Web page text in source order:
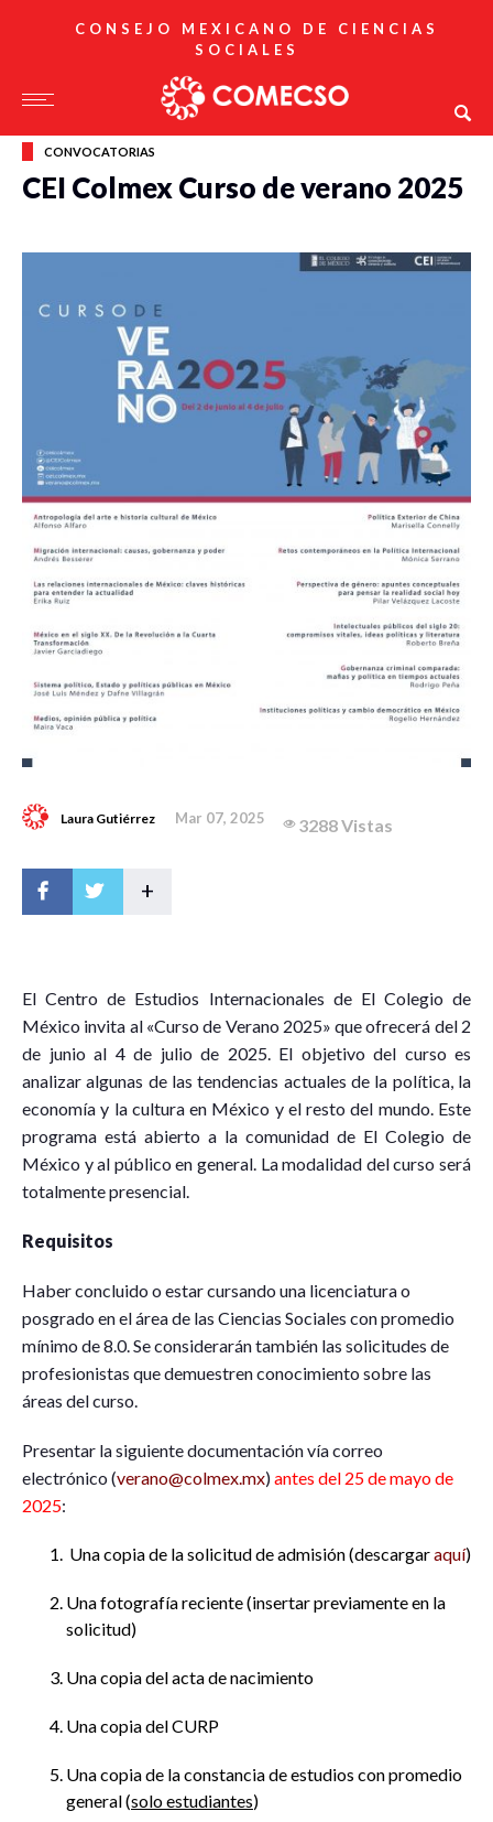
CONSEJO MEXICANO DE CIENCIAS
SOCIALES
CONVOCATORIAS
CEI Colmex Curso de verano 2025
Laura Gutiérrez Mar 07, 2025 3288 Vistas
+
El Centro de Estudios Internacionales de El Colegio de
México invita al «Curso de Verano 2025» que ofrecerá del 2
de junio al 4 de julio de 2025. El objetivo del curso es
analizar algunas de las tendencias actuales de la política, la
economía y la cultura en México y el resto del mundo. Este
programa está abierto a la comunidad de El Colegio de
México y al público en general. La modalidad del curso será
totalmente presencial.
Requisitos
Haber concluido o estar cursando una licenciatura o
posgrado en el área de las Ciencias Sociales con promedio
mínimo de 8.0. Se considerarán también las solicitudes de
profesionistas que demuestren conocimiento sobre las
áreas del curso.
Presentar la siguiente documentación vía correo
electrónico (verano@colmex.mx)antes del 25 de mayo de
2025:
Una copia de la solicitud de admisión (descargaraquí)
Una fotografía reciente (insertar previamente en la
solicitud)
Una copia del acta de nacimiento
Una copia del CURP
Una copia de la constancia de estudios con promedio
general (solo estudiantes)